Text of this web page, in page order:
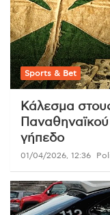
Sports & Bet
Κάλεσμα
γήπεδο
01/04/2026, 12:36